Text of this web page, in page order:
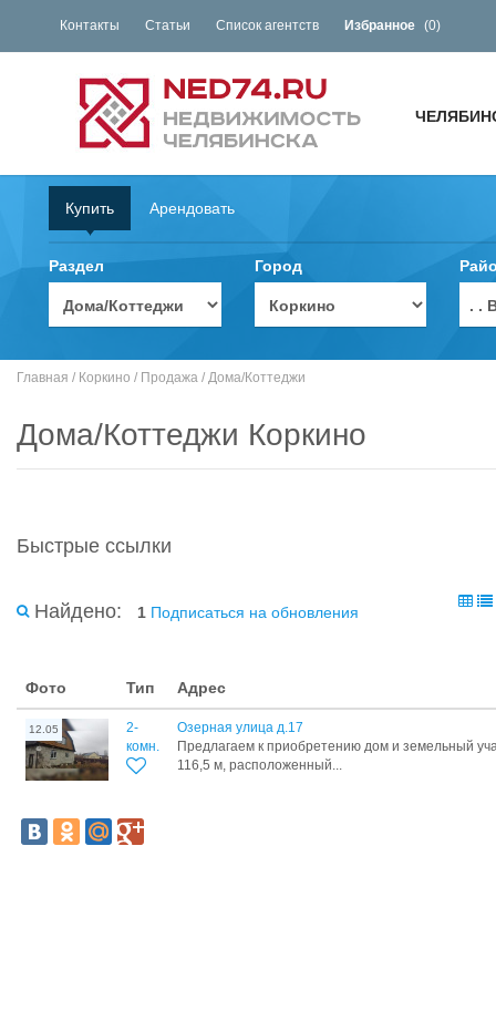
Контакты Статьи Список агентств Избранное (0)
Купить Арендовать
Раздел Город
. .
Главная / Коркино / Продажа / Дома/Коттеджи
Дома/Коттеджи Коркино
Быстрые ссылки
Найдено: 1 Подписаться на обновления
Фото Тип Адрес
12.05
2-
комн.
Озерная улица д.17
Предлагаем к приобретению дом и земельный
116,5 м, расположенный...